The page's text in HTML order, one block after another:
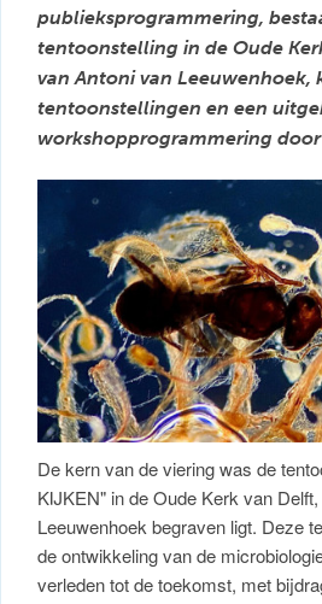
publieksprogrammering,
tentoonstelling in de Oude
van Antoni van Leeuwenhoek,
tentoonstellingen en een
workshopprogrammering
De kern van de viering was de
KIJKEN" in de Oude Kerk van
Leeuwenhoek begraven ligt. Deze
de ontwikkeling van de
verleden tot de toekomst, met